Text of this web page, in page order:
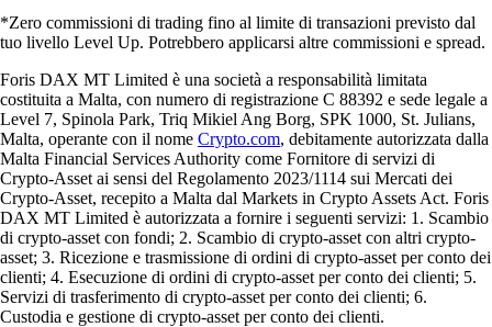
*Zero commissioni di trading fino al limite di transazioni previsto dal
tuo livello Level Up. Potrebbero applicarsi altre commissioni e spread.
Foris DAX MT Limited è una società a responsabilità limitata
costituita a Malta, con numero di registrazione C 88392 e sede legale a
Level 7, Spinola Park, Triq Mikiel Ang Borg, SPK 1000, St. Julians,
Malta, operante con il nome Crypto.com, debitamente autorizzata dalla
Malta Financial Services Authority come Fornitore di servizi di
Crypto-Asset ai sensi del Regolamento 2023/1114 sui Mercati dei
Crypto-Asset, recepito a Malta dal Markets in Crypto Assets Act. Foris
DAX MT Limited è autorizzata a fornire i seguenti servizi: 1. Scambio
di crypto-asset con fondi; 2. Scambio di crypto-asset con altri crypto-
asset; 3. Ricezione e trasmissione di ordini di crypto-asset per conto dei
clienti; 4. Esecuzione di ordini di crypto-asset per conto dei clienti; 5.
Servizi di trasferimento di crypto-asset per conto dei clienti; 6.
Custodia e gestione di crypto-asset per conto dei clienti.